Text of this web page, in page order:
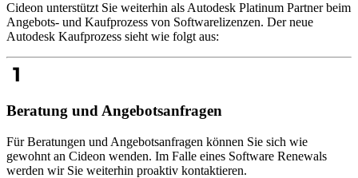
Cideon unterstützt Sie weiterhin als Autodesk Platinum Partner beim
Angebots- und Kaufprozess von Softwarelizenzen. Der neue
Autodesk Kaufprozess sieht wie folgt aus:
Beratung und Angebotsanfragen
Für Beratungen und Angebotsanfragen können Sie sich wie
gewohnt an Cideon wenden. Im Falle eines Software Renewals
werden wir Sie weiterhin proaktiv kontaktieren.